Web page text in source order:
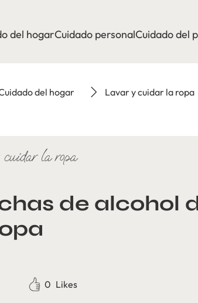
del hogarCuidado personalCuidado del
del hogar
Lavar y cuidar la ropa
la ropa
de alcohol
0 Likes